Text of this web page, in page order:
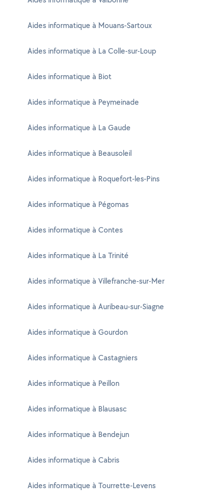
Aides informatique à Mouans-Sartoux
Aides informatique à La Colle-sur-Loup
Aides informatique à Biot
Aides informatique à Peymeinade
Aides informatique à La Gaude
Aides informatique à Beausoleil
Aides informatique à Roquefort-les-Pins
Aides informatique à Pégomas
Aides informatique à Contes
Aides informatique à La Trinité
Aides informatique à Villefranche-sur-Mer
Aides informatique à Auribeau-sur-Siagne
Aides informatique à Gourdon
Aides informatique à Castagniers
Aides informatique à Peillon
Aides informatique à Blausasc
Aides informatique à Bendejun
Aides informatique à Cabris
Aides informatique à Tourrette-Levens